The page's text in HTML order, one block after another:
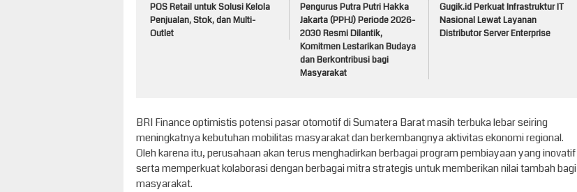
POS Retail untuk Solusi Kelola
Penjualan, Stok, dan Multi-
Outlet
Pengurus Putra Putri Hakka
Jakarta (PPHJ) Periode 2026-
2030 Resmi Dilantik,
Komitmen Lestarikan Budaya
dan Berkontribusi bagi
Masyarakat
Gugik.id Perkuat Infrastruktur IT
Nasional Lewat Layanan
Distributor Server Enterprise
BRI Finance optimistis potensi pasar otomotif di Sumatera Barat masih terbuka lebar seiring
meningkatnya kebutuhan mobilitas masyarakat dan berkembangnya aktivitas ekonomi regional.
Oleh karena itu, perusahaan akan terus menghadirkan berbagai program pembiayaan yang inovatif
serta memperkuat kolaborasi dengan berbagai mitra strategis untuk memberikan nilai tambah bagi
masyarakat.